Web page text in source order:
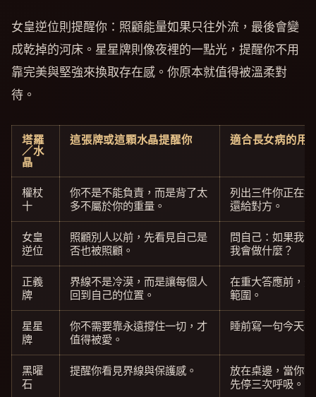
女皇逆位則提醒你：照顧能量如果只往外流，最後會變
成乾掉的河床。星星牌則像夜裡的一點光，提醒你不用
靠完美與堅強來換取存在感。你原本就值得被溫柔對
待。
塔羅
／水
晶
這張牌或這顆水晶提醒你 適合長女病的用
權杖
十
你不是不能負責，而是背了太
多不屬於你的重量。
列出三件你正在
還給對方。
女皇
逆位
照顧別人以前，先看見自己是
否也被照顧。
問自己：如果我
我會做什麼？
正義
牌
界線不是冷漠，而是讓每個人
回到自己的位置。
在重大答應前，
範圍。
星星
牌
你不需要靠永遠撐住一切，才
值得被愛。
睡前寫一句今天
黑曜
石
提醒你看見界線與保護感。
放在桌邊，當你
先停三次呼吸。